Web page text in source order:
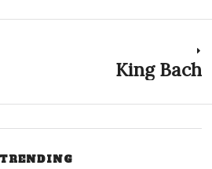
King Bach
TRENDING